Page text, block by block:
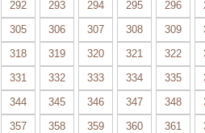
292 293 294 295 296
305 306 307 308 309
318 319 320 321 322
331 332 333 334 335
344 345 346 347 348
357 358 359 360 361